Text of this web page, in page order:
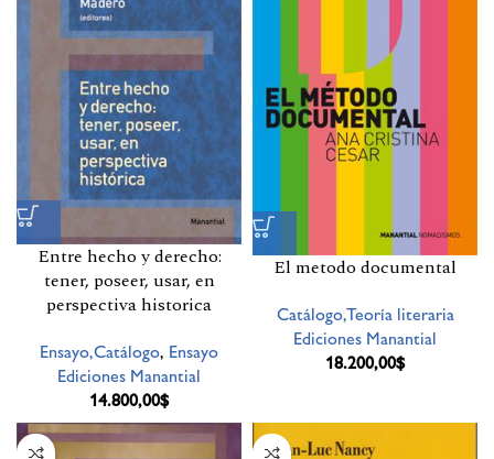
Entre hecho y derecho:
tener, poseer, usar, en
perspectiva historica
Ensayo,Catálogo, Ensayo
Ediciones Manantial
14.800,00$
El metodo documental
Catálogo,Teoría literaria
Ediciones Manantial
18.200,00$